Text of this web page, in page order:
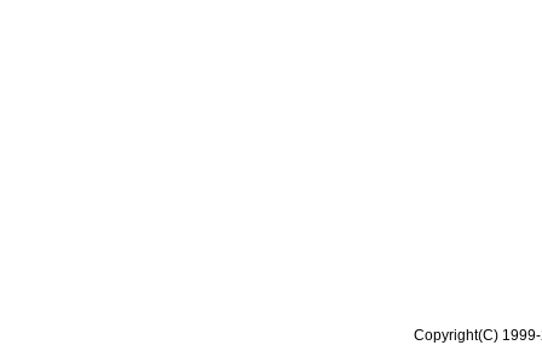
Copyright(C)